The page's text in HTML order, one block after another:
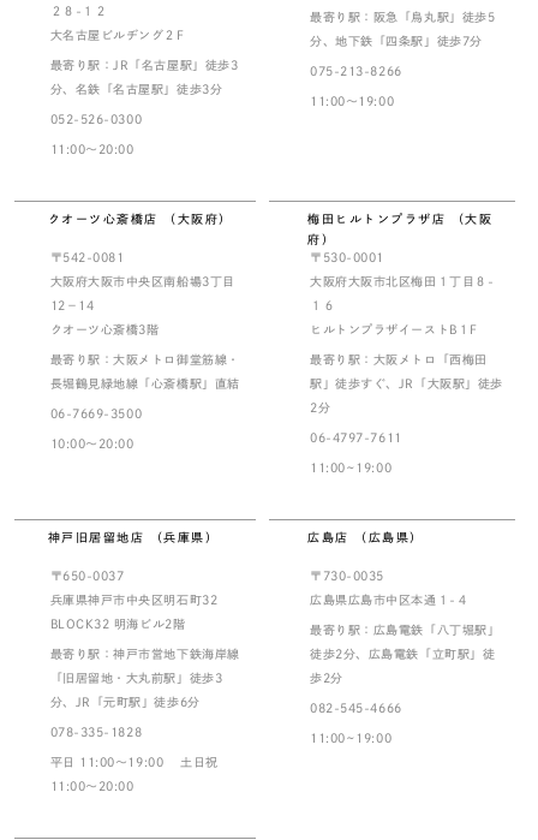
２８-１２
大名古屋ビルヂング２F
最寄り駅：JR「名古屋駅」徒歩3
分、名鉄「名古屋駅」徒歩3分
052-526-0300
11:00～20:00
最寄り駅：阪急「烏丸駅」徒歩5
分、地下鉄「四条駅」徒歩7分
075-213-8266
11:00～19:00
クオーツ心斎橋店 （大阪府）
〒542-0081
大阪府大阪市中央区南船場3丁目
12－14
クオーツ心斎橋3階
最寄り駅：大阪メトロ御堂筋線・
長堀鶴見緑地線「心斎橋駅」直結
06-7669-3500
10:00～20:00
梅田ヒルトンプラザ店 （大阪
府）
〒530-0001
大阪府大阪市北区梅田１丁目８-
１６
ヒルトンプラザイーストB１F
最寄り駅：大阪メトロ「西梅田
駅」徒歩すぐ、JR「大阪駅」徒歩
2分
06-4797-7611
11:00~19:00
神戸旧居留地店 （兵庫県）
〒650-0037
兵庫県神戸市中央区明石町32
BLOCK32 明海ビル2階
最寄り駅：神戸市営地下鉄海岸線
「旧居留地・大丸前駅」徒歩3
分、JR「元町駅」徒歩6分
078-335-1828
平日 11:00～19:00 土日祝
11:00～20:00
広島店 （広島県）
〒730-0035
広島県広島市中区本通１-４
最寄り駅：広島電鉄「八丁堀駅」
徒歩2分、広島電鉄「立町駅」徒
歩2分
082-545-4666
11:00~19:00